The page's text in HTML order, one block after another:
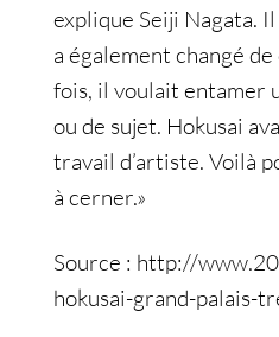
explique Seiji Nagata. Il
a également changé
fois, il voulait entamer
ou de sujet. Hokusai
travail d’artiste. Voilà
à cerner.»
Source : http://
hokusai-grand-palais-